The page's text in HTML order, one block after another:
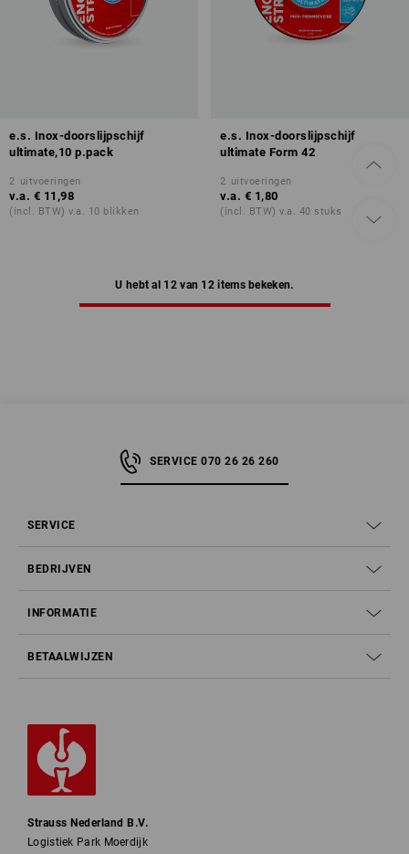
e.s. Inox-doorslijpschijf
ultimate,10 p.pack
2 uitvoeringen
v.a. € 11,98
(incl. BTW) v.a. 10 blikken
e.s. Inox-doorslijpschijf
ultimate Form 42
2 uitvoeringen
v.a. € 1,80
(incl. BTW) v.a. 40 stuks
U hebt al 12 van 12 items bekeken.
SERVICE 070 26 26 260
SERVICE
BEDRIJVEN
INFORMATIE
BETAALWIJZEN
Strauss Nederland B.V.
Logistiek Park Moerdijk